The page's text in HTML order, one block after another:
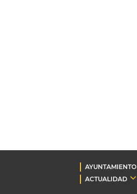
AYUNTAMIENTO
ACTUALIDAD